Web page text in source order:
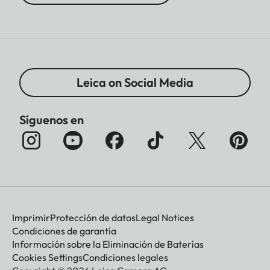
Leica on Social Media
Síguenos en
ImprimirProtección de datosLegal Notices
Condiciones de garantía
Información sobre la Eliminación de Baterías
Cookies SettingsCondiciones legales